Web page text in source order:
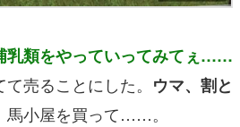
乳類をやっていってみてぇ……
て売ることにした。 ウマ、割と
馬小屋を買って……。